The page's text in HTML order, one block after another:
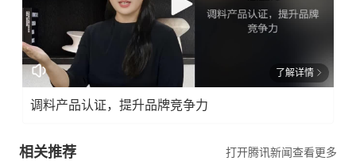
了解详情
调料产品认证，提升品牌竞争力
相关推荐 打开腾讯新闻查看更多